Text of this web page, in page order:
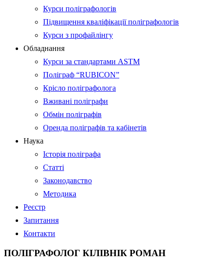
Курси поліграфологів
Підвищення кваліфікації поліграфологів
Курси з профайлінгу
Обладнання
Курси за стандартами ASTM
Поліграф “RUBICON”
Крісло поліграфолога
Вживані поліграфи
Обмін поліграфів
Оренда поліграфів та кабінетів
Наука
Історія поліграфа
Статті
Законодавство
Методика
Реєстр
Запитання
Контакти
ПОЛІГРАФОЛОГ КІЛІВНІК РОМАН